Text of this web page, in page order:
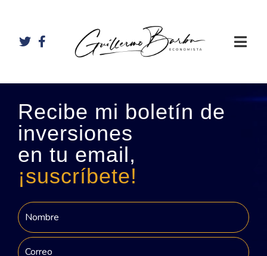
Recibe mi boletín de
inversiones
en tu email,
¡suscríbete!